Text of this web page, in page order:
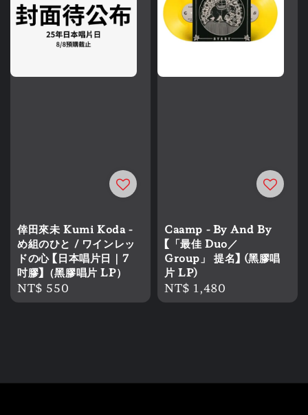
倖田來未 Kumi Koda -
め組のひと / ワインレッ
ドの心 【日本唱片日｜7
吋膠】（黑膠唱片 LP）
Regular
price
NT$ 550
Caamp - By And By
【「最佳 Duo／
Group」 提名】 (黑膠唱
片 LP)
Regular
price
NT$ 1,480